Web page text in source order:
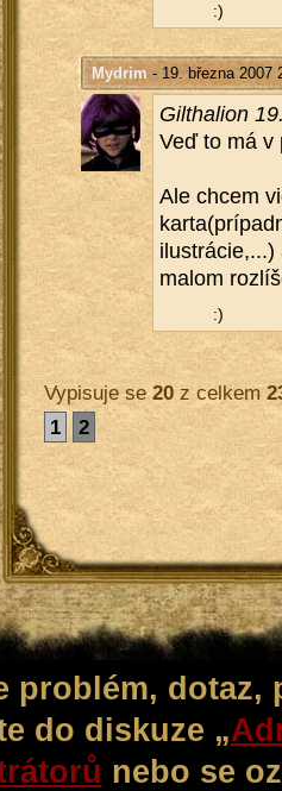
:)
Mydrim - 19. března 2007
Gil­tha­li­on
Veď to má v
Ale chcem
malom
:)
Vypisuje se20z celkem
1
2
problém,
do diskuze „
nebo se